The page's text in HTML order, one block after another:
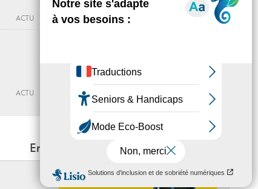
ACTU
ACTU
MAISON POPULAIRE
ACTU
En lien